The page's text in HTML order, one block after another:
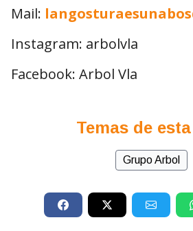
Mail:
Instagram: arbolvla
Facebook: Arbol Vla
Temas de
Grupo Arbol